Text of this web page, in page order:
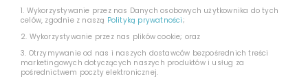
1. Wykorzystywanie przez nas Danych osobowych użytkownika do tych
celów, zgodnie z naszą Polityką prywatności;
2. Wykorzystywanie przez nas plików cookie; oraz
3. Otrzymywanie od nas i naszych dostawców bezpośrednich treści
marketingowych dotyczących naszych produktów i usług za
pośrednictwem poczty elektronicznej.